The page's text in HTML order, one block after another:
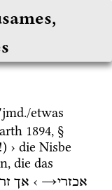
jmd./etwas
1894, §
die das
אך ‹ →אכזרי